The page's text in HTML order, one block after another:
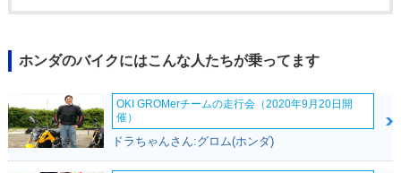
ホンダのバイクにはこんな人たちが乗ってます
OKI GROMerチームの走行会（2020年9月20日開
催）
ドラちゃんさん:グロム(ホンダ)